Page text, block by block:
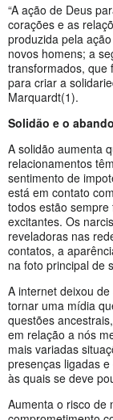
“A ação de Deus
corações e as
produzida pela
novos homens; a
transformados, que
para criar a
Marquardt(1).
Solidão e o
A solidão aumenta
relacionamentos
sentimento de
está em contato
todos estão
excitantes. Os
reveladoras nas
contatos, a
na foto principal de
A internet deixou
tornar uma mídia
questões
em relação a nós
mais variadas
presenças ligadas
às quais se deve
Aumenta o risco de